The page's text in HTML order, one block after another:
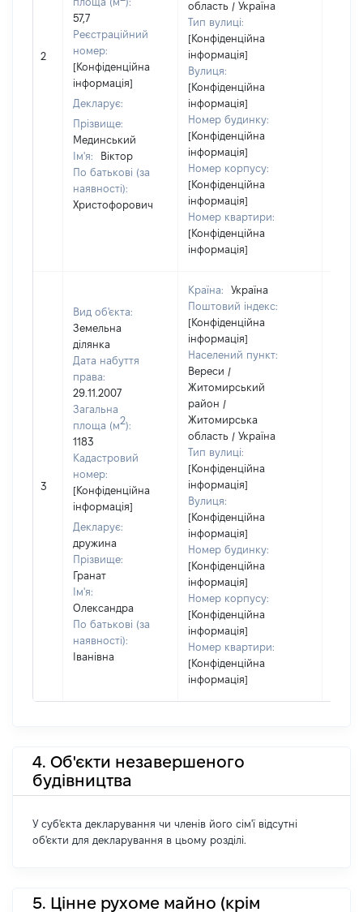
2
57,7
Реєстраційний
номер:
[Конфіденційна
інформація]
Декларує:
Прізвище:
Мединський
Ім'я:
Віктор
По батькові (за
наявності):
Христофорович
область / Україна
Тип вулиці:
[Конфіденційна
інформація]
Вулиця:
[Конфіденційна
інформація]
Номер будинку:
[Конфіденційна
інформація]
Номер корпусу:
[Конфіденційна
інформація]
Номер квартири:
[Конфіденційна
інформація]
3
Вид об'єкта:
Земельна
ділянка
Дата набуття
права:
29.11.2007
Загальна
площа (м2):
1183
Кадастровий
номер:
[Конфіденційна
інформація]
Декларує:
дружина
Прізвище:
Гранат
Ім'я:
Олександра
По батькові (за
наявності):
Іванівна
Країна:
Україна
Поштовий індекс:
[Конфіденційна
інформація]
Населений пункт:
Вереси /
Житомирський
район /
Житомирська
область / Україна
Тип вулиці:
[Конфіденційна
інформація]
Вулиця:
[Конфіденційна
інформація]
Номер будинку:
[Конфіденційна
інформація]
Номер корпусу:
[Конфіденційна
інформація]
Номер квартири:
[Конфіденційна
інформація]
4. Об'єкти незавершеного
будівництва
У суб'єкта декларування чи членів його сім'ї відсутні
об'єкти для декларування в цьому розділі.
5. Цінне рухоме майно (крім